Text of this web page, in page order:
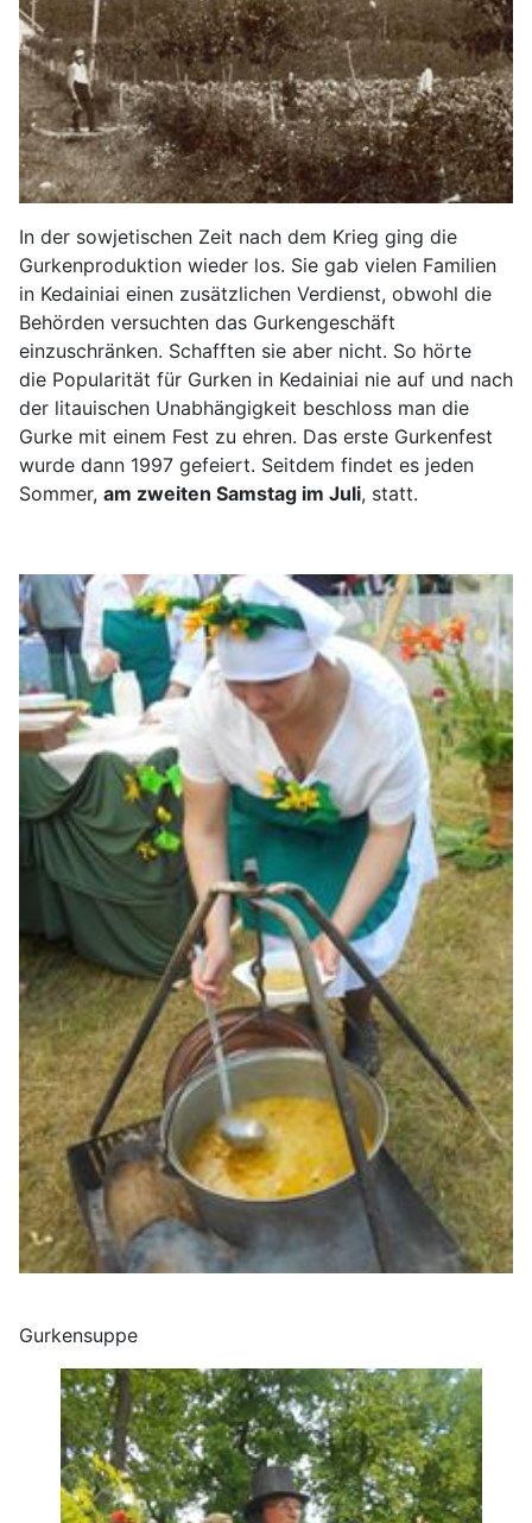
In der sowjetischen Zeit nach dem Krieg ging die
Gurkenproduktion wieder los. Sie gab vielen Familien
in Kedainiai einen zusätzlichen Verdienst, obwohl die
Behörden versuchten das Gurkengeschäft
einzuschränken. Schafften sie aber nicht. So hörte
die Popularität für Gurken in Kedainiai nie auf und nach
der litauischen Unabhängigkeit beschloss man die
Gurke mit einem Fest zu ehren. Das erste Gurkenfest
wurde dann 1997 gefeiert. Seitdem findet es jeden
Sommer, am zweiten Samstag im Juli, statt.
Gurkensuppe